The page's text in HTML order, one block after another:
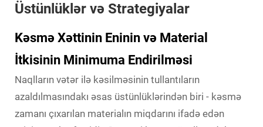
Üstünlüklər və Strategiyalar
Kəsmə Xəttinin Eninin və Material
İtkisinin Minimuma Endirilməsi
Naqlların vətər ilə kəsilməsinin tullantıların
azaldılmasındakı əsas üstünlüklərindən biri - kəsmə
zamanı çıxarılan materialın miqdarını ifadə edən